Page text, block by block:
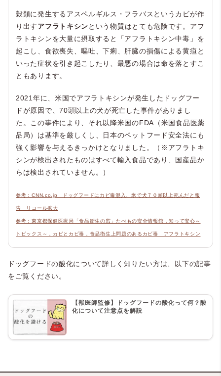
穀類に発生するアスペルギルス・フラバスというカビが作
り出すアフラトキシンという物質はとても危険です。アフ
ラトキシンを大量に摂取すると「アフラトキシン中毒」を
起こし、食欲喪失、嘔吐、下痢、肝臓の損傷による黄疸と
いった症状を引き起こしたり、最悪の場合は命を落とすこ
ともあります。
2021年に、米国でアフラトキシンが発生したドッグフー
ドが原因で、70頭以上の犬が死亡した事件がありまし
た。この事件により、それ以降米国のFDA（米国食品医薬
品局）は基準を厳しくし、日本のペットフード安全法にも
強く影響を与えるきっかけとなりました。（※アフラトキ
シンが検出されたものはすべて輸入食品であり、国産品か
らは検出されていません。）
参考：CNN.co.jp ドッグフードにカビ毒混入、米で犬７０頭以上死んだと報
告 リコール拡大
参考：東京都保健医療局「食品衛生の窓」たべもの安全情報館，知って安心～
トピックス～，カビとカビ毒，食品衛生上問題のあるカビ毒 アフラトキシン
ドッグフードの酸化について詳しく知りたい方は、以下の記事
をご覧ください。
【獣医師監修】ドッグフードの酸化って何？酸
化について注意点を解説